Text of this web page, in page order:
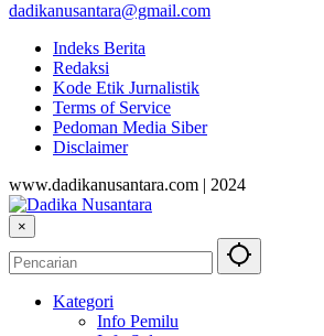
dadikanusantara@gmail.com
Indeks Berita
Redaksi
Kode Etik Jurnalistik
Terms of Service
Pedoman Media Siber
Disclaimer
www.dadikanusantara.com | 2024
×
Kategori
Info Pemilu